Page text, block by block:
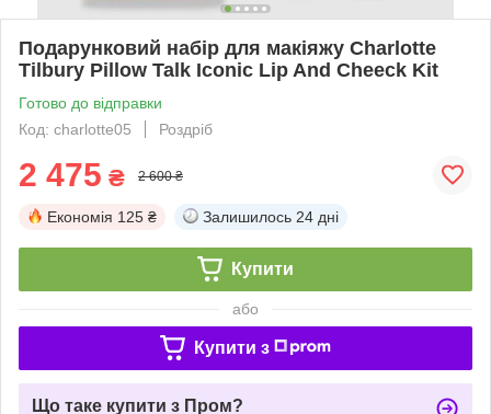
Подарунковий набір для макіяжу Charlotte
Tilbury Pillow Talk Iconic Lip And Cheeck Kit
Готово до відправки
Код: charlotte05
Роздріб
2 475 ₴ 2 600 ₴
Економія 125 ₴ Залишилось 24 дні
Купити
або
Купити з
Що таке купити з Пром?